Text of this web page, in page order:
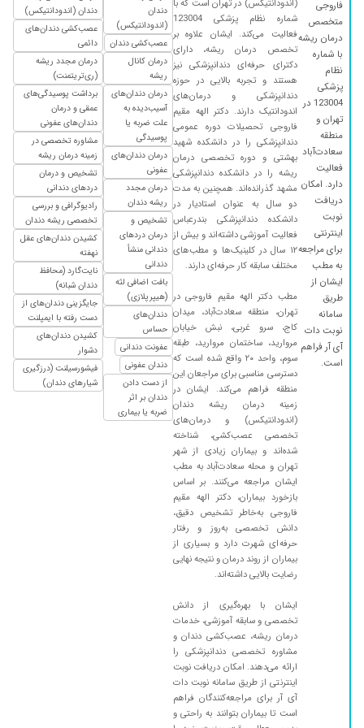
اخلاق
همه چی عالی پرسنل و خانم مبینا عالی خانم دکتر
عالی برخورد عالی کارم سریع انجام شد
۱۴۰۳/۰۸/۲۹
دکتر عالی هستن ۱۴۰۲/۰۸/۲۸
درمان ریشه داشتم ، دکترهای دیگه گفته بودن باید
بکشی ولی ایشون کاملا درمان کردن
۱۴۰۳/۱۱/۲۸
بسیار با حوصله و دقت کار میکنند ۱۴۰۰/۱۱/۲۱
تشخیص سریع صحیح .انجام درمان هم دقیق و با
حوصله .پزشک حاذق خوش برخورد با بیمار .و
پرسنل کلینیک شون هم با حوصله و مهربان با بیمار
و وقت دهی متناسب با شرایط بیمار .عالی در کل
خانم دکتر و خیلی راضی بودم .
۱۴۰۳/۰۸/۲۷
بی نهایت عالی ریشه دندانم رو درست کرد ۱۴۰۴/۰۷/۱۱
بسیار خوشبرخورد و باحوصله و حرفهای ۱۴۰۵/۰۲/۲۴
عدم رضایت ۱۴۰۴/۰۱/۰۹
از بیماران قدیم خانم دکتر هستیم بسیار نازنین
مهربان کاربلد و کار درست و از خوش اخلاق هستن
ولی قیمتها یکم بالاست که البته مربوط به
تخصصشون میشه
۱۴۰۳/۱۲/۰۱
من خیلی راضیم کارشون عالی
بسیار دقیق و عالی و بسیار خوش برخورد
خدمت خانم دکتر رسیدیم برای درد دندان برای
فرزندم از نطر رفتار و تشخیص و درمان و هزینه
بسیار عالی و دنبال کار تراشی و هزینه ی اصافی
نبودند
خانم دکتر یکی از بهترین ها در تهران هستند با
حوصله و دقیق و کامل کا شون را انجام میدن و
بسیار هم خوش اخلاق و با وجدان هستند . عالی
عالی هستند
سلام این نوبت حضوری هست یا تلفنی؟
فوق العاده حرفه ای،مهربان،ممنونم ازشون با اینکه
من خیلی از دندون پزشکی میترسم،ایشون با ارامش
کار منو انجام دادن️️
عدم رضایت
فاروجی
متخصص
درمان ریشه
با شماره
نظام
پزشکی
123004 در
تهران و
منطقه
سعادت‌آباد
فعالیت
دارد. امکان
دریافت
نوبت
اینترنتی
برای مراجعه
به مطب
ایشان از
طریق
سامانه
نوبت دات
آی آر فراهم
است.
(اندودانتیکس) در تهران است که با
شماره نظام پزشکی 123004
فعالیت می‌کند. ایشان علاوه بر
تخصص درمان ریشه، دارای
دکترای حرفه‌ای دندانپزشکی نیز
هستند و تجربه بالایی در حوزه
دندانپزشکی و درمان‌های
اندودانتیک دارند. دکتر الهه مقیم
فاروجی تحصیلات دوره عمومی
دندانپزشکی را در دانشکده شهید
بهشتی و دوره تخصصی درمان
ریشه را در دانشکده دندانپزشکی
مشهد گذرانده‌اند. همچنین به مدت
دو سال به عنوان استادیار در
دانشکده دندانپزشکی بندرعباس
فعالیت آموزشی داشته‌اند و بیش از
۱۲ سال در کلینیک‌ها و مطب‌های
مختلف سابقه کار حرفه‌ای دارند.
مطب دکتر الهه مقیم فاروجی در
تهران، منطقه سعادت‌آباد، میدان
کاج، سرو غربی، نبش خیابان
مروارید، ساختمان مروارید، طبقه
سوم، واحد ۲۰ واقع شده است که
دسترسی مناسبی برای مراجعان این
منطقه فراهم می‌کند. ایشان در
زمینه درمان ریشه دندان
(اندودانتیکس) و درمان‌های
تخصصی عصب‌کشی، شناخته
شده‌اند و بیماران زیادی از شهر
تهران و محله سعادت‌آباد به مطب
ایشان مراجعه می‌کنند. بر اساس
بازخورد بیماران، دکتر الهه مقیم
فاروجی به‌خاطر تشخیص دقیق،
دانش تخصصی به‌روز و رفتار
حرفه‌ای شهرت دارد و بسیاری از
بیماران از روند درمان و نتیجه نهایی
رضایت بالایی داشته‌اند.
ایشان با بهره‌گیری از دانش
تخصصی و سابقه آموزشی، خدمات
درمان ریشه، عصب‌کشی دندان و
مشاوره تخصصی دندانپزشکی را
ارائه می‌دهند. امکان دریافت نوبت
اینترنتی از طریق سامانه نوبت دات
آی آر برای مراجعه‌کنندگان فراهم
است تا بیماران بتوانند به راحتی و
دندان
(اندودانتیکس)
عصب‌کشی دندان
درمان کانال
ریشه
درمان دندان‌های
آسیب‌دیده به
علت ضربه یا
پوسیدگی
درمان دندان‌های
عفونی
درمان مجدد
ریشه دندان
تشخیص و
درمان دردهای
دندانی منشأ
دندانی
بافت اضافی لثه
(هیپرپلازی)
دندان‌های
حساس
عفونت دندانی
دندان عفونی
از دست دادن
دندان بر اثر
ضربه یا بیماری
دندان (اندودانتیکس)
عصب‌کشی دندان‌های
دائمی
درمان مجدد ریشه
(ری‌تریتمنت)
برداشت پوسیدگی‌های
عمقی و درمان
دندان‌های عفونی
مشاوره تخصصی در
زمینه درمان ریشه
تشخیص و درمان
دردهای دندانی
رادیوگرافی و بررسی
تخصصی ریشه دندان
کشیدن دندان‌های عقل
نهفته
نایت‌گارد (محافظ
دندان شبانه)
جایگزینی دندان‌های از
دست رفته با ایمپلنت
کشیدن دندان‌های
دشوار
فیشورسیلنت (درزگیری
شیارهای دندان)